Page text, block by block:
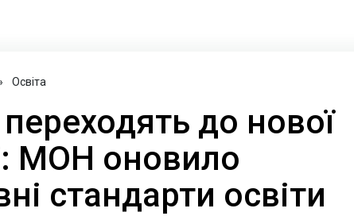
Освіта
до нової
МОН оновило
стандарти освіти